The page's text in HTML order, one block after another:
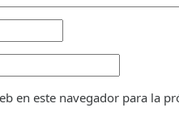
en este navegador para la